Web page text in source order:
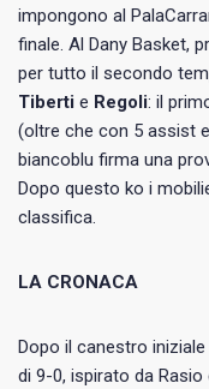
impongono al
finale. Al Dany Basket,
per tutto il secondo
Tiberti e Regoli: il
(oltre che con 5 assist
biancoblu firma una
Dopo questo ko i
classifica.
LA CRONACA
Dopo il canestro
di 9-0, ispirato da